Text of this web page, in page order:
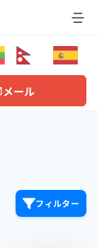
メール
フィルター